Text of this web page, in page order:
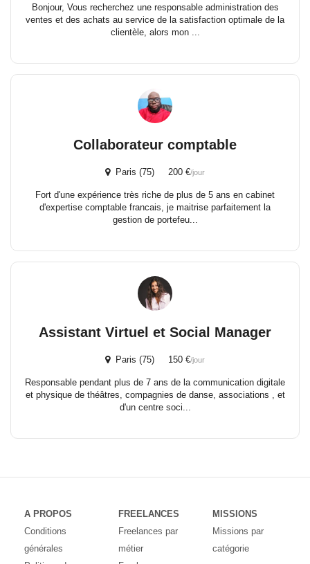
Bonjour, Vous recherchez une responsable administration des
ventes et des achats au service de la satisfaction optimale de la
clientèle, alors mon ...
Collaborateur comptable
Paris (75) 200 €/jour
Fort d'une expérience très riche de plus de 5 ans en cabinet
d'expertise comptable francais, je maitrise parfaitement la
gestion de portefeu...
Assistant Virtuel et Social Manager
Paris (75) 150 €/jour
Responsable pendant plus de 7 ans de la communication digitale
et physique de théâtres, compagnies de danse, associations , et
d'un centre soci...
A PROPOS
Conditions
générales
FREELANCES
Freelances par
métier
MISSIONS
Missions par
catégorie